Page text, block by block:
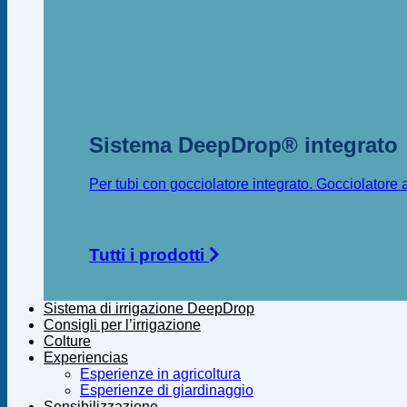
Sistema DeepDrop® integrato
Per tubi con gocciolatore integrato. Gocciolatore
Tutti i prodotti
Sistema di irrigazione DeepDrop
Consigli per l’irrigazione
Colture
Experiencias
Esperienze in agricoltura
Esperienze di giardinaggio